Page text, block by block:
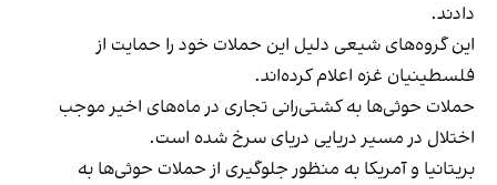
دادند.
این گروه‌های شیعی دلیل این حملات خود را حمایت از
فلسطینیان غزه اعلام کرده‌اند.
حملات حوثی‌ها به کشتی‌رانی تجاری در ماه‌های اخیر موجب
اختلال در مسیر دریایی دریای سرخ شده است.
بریتانیا و آمریکا به منظور جلوگیری از حملات حوثی‌ها به